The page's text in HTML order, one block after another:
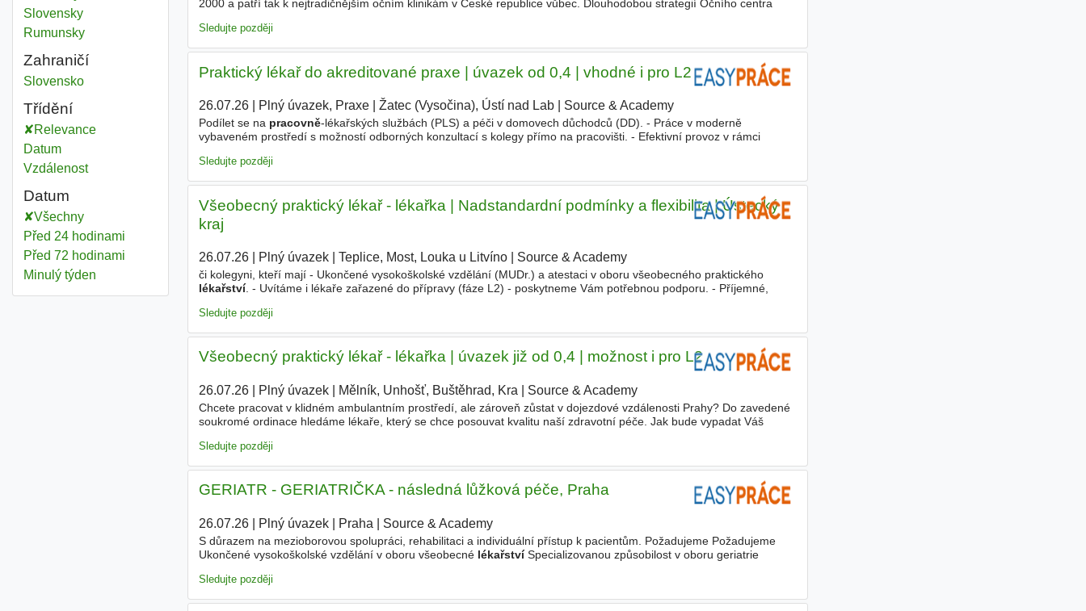
Slovensky
Rumunsky
Zahraničí
Pracovní lékařství
Slovensko
Třídění
Relevance
Datum
Vzdálenost
Datum
Všechny
Před 24 hodinami
Před 72 hodinami
Minulý týden
2000 a patří tak k nejtradičnějším očním klinikám v České republice vůbec. Dlouhodobou strategií Očního centra
Sledujte později
Praktický lékař do akreditované praxe | úvazek od 0,4 | vhodné i pro L2
26.07.26| Plný úvazek, Praxe| Žatec (Vysočina), Ústí nad Lab| Source & Academy|
Podílet se na pracovně-lékařských službách (PLS) a péči v domovech důchodců (DD). - Práce v moderně
vybaveném prostředí s možností odborných konzultací s kolegy přímo na pracovišti. - Efektivní provoz v rámci
Sledujte později
Všeobecný praktický lékař - lékařka | Nadstandardní podmínky a flexibilita | Ústecký
kraj
26.07.26| Plný úvazek| Teplice, Most, Louka u Litvíno| Source & Academy|
či kolegyni, kteří mají - Ukončené vysokoškolské vzdělání (MUDr.) a atestaci v oboru všeobecného praktického
lékařství. - Uvítáme i lékaře zařazené do přípravy (fáze L2) - poskytneme Vám potřebnou podporu. - Příjemné,
Sledujte později
Všeobecný praktický lékař - lékařka | úvazek již od 0,4 | možnost i pro L2
26.07.26| Plný úvazek| Mělník, Unhošť, Buštěhrad, Kra Source & Academy|
Chcete pracovat v klidném ambulantním prostředí, ale zároveň zůstat v dojezdové vzdálenosti Prahy? Do zavedené
soukromé ordinace hledáme lékaře, který se chce posouvat kvalitu naší zdravotní péče. Jak bude vypadat Váš
Sledujte později
GERIATR - GERIATRIČKA - následná lůžková péče, Praha
26.07.26| Plný úvazek| Praha Source & Academy|
S důrazem na mezioborovou spolupráci, rehabilitaci a individuální přístup k pacientům. Požadujeme Požadujeme
Ukončené vysokoškolské vzdělání v oboru všeobecné lékařstvíSpecializovanou způsobilost v oboru geriatrie
Sledujte později